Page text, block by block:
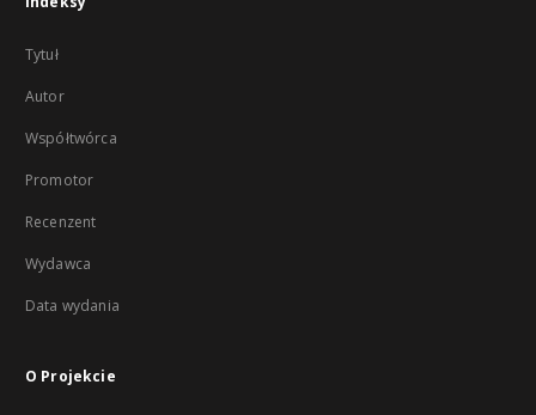
Tytuł
Autor
Współtwórca
Promotor
Recenzent
Wydawca
Data wydania
O Projekcie